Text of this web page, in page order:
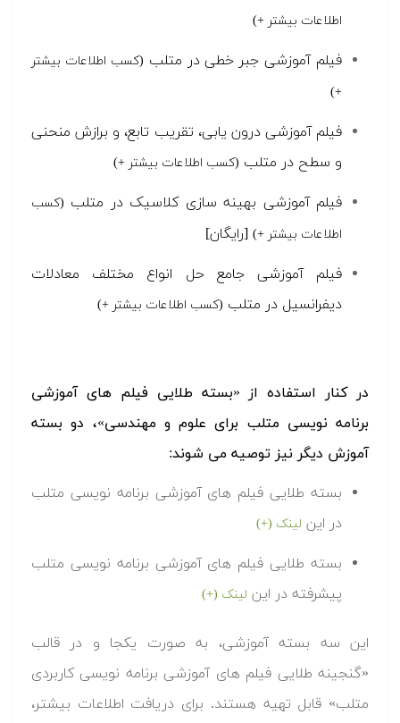
اطلاعات بیشتر +)
فیلم آموزشی جبر خطی در متلب (کسب اطلاعات بیشتر
+)
فیلم آموزشی درون یابی، تقریب تابع، و برازش منحنی
و سطح در متلب (کسب اطلاعات بیشتر +)
فیلم آموزشی بهینه سازی کلاسیک در متلب (کسب
اطلاعات بیشتر +) [رایگان]
فیلم آموزشی جامع حل انواع مختلف معادلات
دیفرانسیل در متلب (کسب اطلاعات بیشتر +)
در کنار استفاده از «بسته طلایی فیلم های آموزشی
برنامه نویسی متلب برای علوم و مهندسی»، دو بسته
آموزش دیگر نیز توصیه می شوند:
بسته طلایی فیلم های آموزشی برنامه نویسی متلب
در این لینک (+)
بسته طلایی فیلم های آموزشی برنامه نویسی متلب
پیشرفته در این لینک (+)
این سه بسته آموزشی، به صورت یکجا و در قالب
«گنجینه طلایی فیلم های آموزشی برنامه نویسی کاربردی
متلب» قابل تهیه هستند. برای دریافت اطلاعات بیشتر،